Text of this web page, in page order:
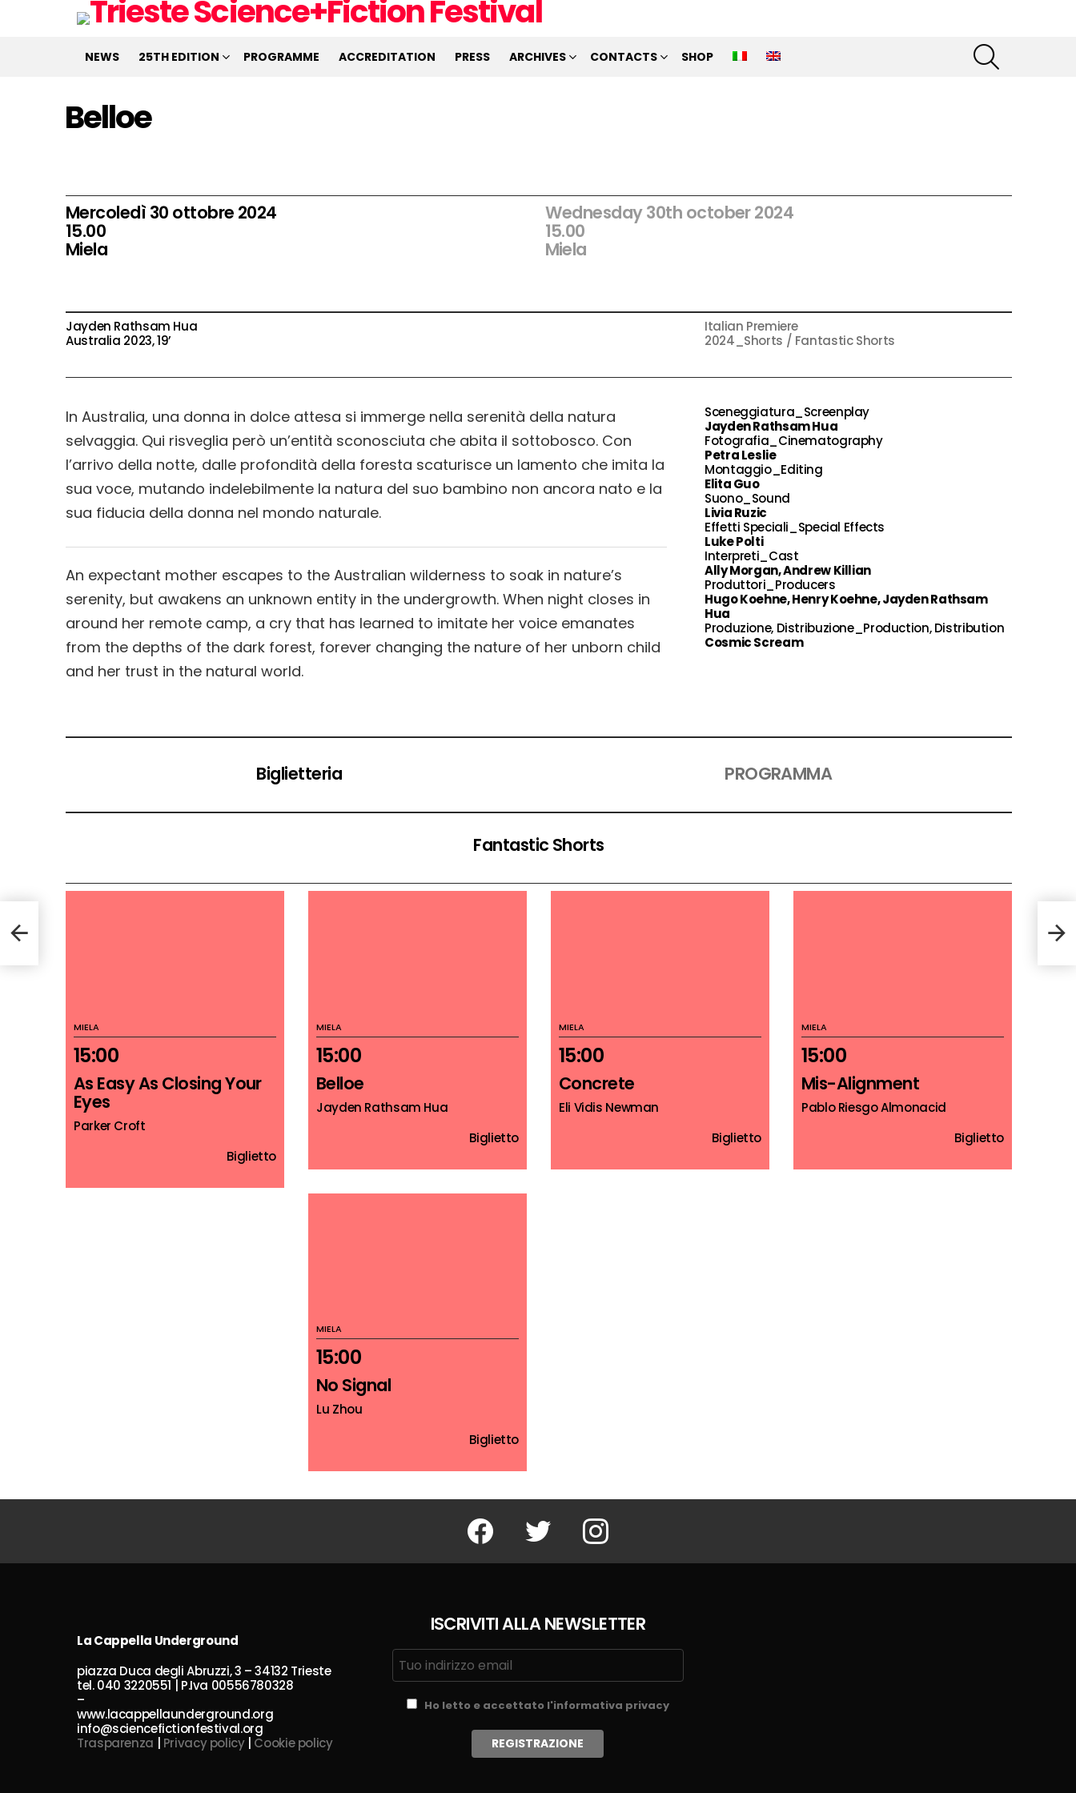
NEWS 25TH EDITION PROGRAMME ACCREDITATION PRESS ARCHIVES CONTACTS SHOP
Belloe
Mercoledì 30 ottobre 2024
15.00
Miela
Wednesday 30th october 2024
15.00
Miela
Jayden Rathsam Hua
Australia 2023, 19’
Italian Premiere
2024_Shorts / Fantastic Shorts
In Australia, una donna in dolce attesa si immerge nella serenità della natura
selvaggia. Qui risveglia però un’entità sconosciuta che abita il sottobosco. Con
l’arrivo della notte, dalle profondità della foresta scaturisce un lamento che imita la
sua voce, mutando indelebilmente la natura del suo bambino non ancora nato e la
sua fiducia della donna nel mondo naturale.
An expectant mother escapes to the Australian wilderness to soak in nature’s
serenity, but awakens an unknown entity in the undergrowth. When night closes in
around her remote camp, a cry that has learned to imitate her voice emanates
from the depths of the dark forest, forever changing the nature of her unborn child
and her trust in the natural world.
Sceneggiatura_Screenplay
Jayden Rathsam Hua
Fotografia_Cinematography
Petra Leslie
Montaggio_Editing
Elita Guo
Suono_Sound
Livia Ruzic
Effetti Speciali_Special Effects
Luke Polti
Interpreti_Cast
Ally Morgan, Andrew Killian
Produttori_Producers
Hugo Koehne, Henry Koehne, Jayden Rathsam
Hua
Produzione, Distribuzione_Production, Distribution
Cosmic Scream
Biglietteria PROGRAMMA
Fantastic Shorts
MIELA
15:00
As Easy As Closing Your
Eyes
Parker Croft
Biglietto
MIELA
15:00
Belloe
Jayden Rathsam Hua
Biglietto
MIELA
15:00
Concrete
Eli Vidis Newman
Biglietto
MIELA
15:00
Mis-Alignment
Pablo Riesgo Almonacid
Biglietto
MIELA
15:00
No Signal
Lu Zhou
Biglietto
Facebook Twitter Instagram
La Cappella Underground
piazza Duca degli Abruzzi, 3 – 34132 Trieste
tel. 040 3220551 | P.Iva 00556780328
–
www.lacappellaunderground.org
info@sciencefictionfestival.org
Trasparenza
Privacy policy| Cookie policy
ISCRIVITI ALLA NEWSLETTER
Ho letto e accettato l'informativa privacy